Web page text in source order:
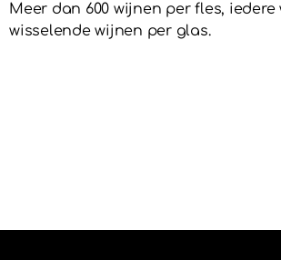
Meer dan 600 wijnen per fles, iedere
wisselende wijnen per glas.